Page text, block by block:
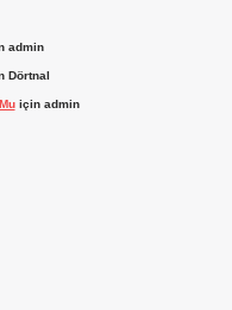
admin
Dörtnal
için admin